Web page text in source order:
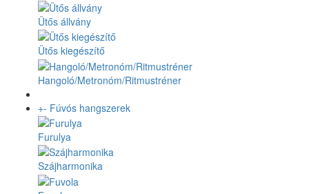
Ütős állvány
Ütős kiegészítő
Hangoló/Metronóm/Ritmustréner
+- Fúvós hangszerek
Furulya
Szájharmonika